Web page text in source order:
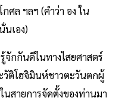
ศล ฯลฯ (คำว่า อง ใน
เอง)
กกันดีในทางไสยศาสตร์
ติโฮจิมินห์ชาวตะวันตกผู้
สายการจัดตั้งของท่านมา